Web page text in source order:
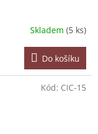
Skladem (5 ks)
Do košíku
Kód: CIC-15